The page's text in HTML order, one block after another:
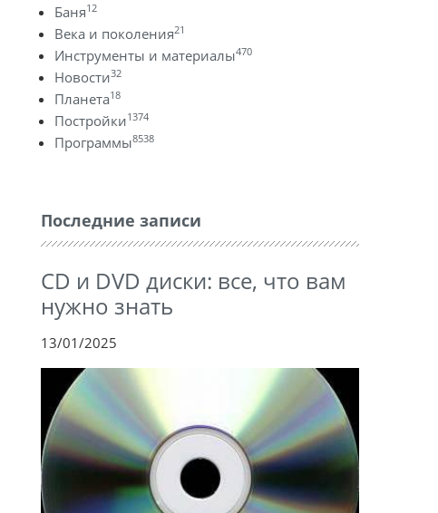
Баня12
Века и поколения21
Инструменты и материалы470
Новости32
Планета18
Постройки1374
Программы8538
Последние записи
CD и DVD диски: все, что вам
нужно знать
13/01/2025